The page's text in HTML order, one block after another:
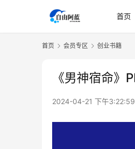
首页
首页 会员专区 创业书籍
《男神宿命》
2024-04-21 下午3:22:59